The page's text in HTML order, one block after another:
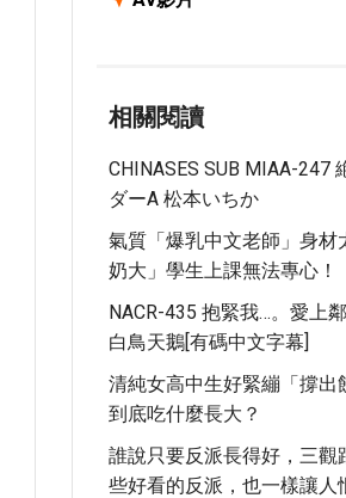
相關閱讀
CHINASES SUB MIAA-247
ダーA 松本いちか
氣質「爆乳中文老師」身材
奶大」學生上課無法專心！
NACR-435 抱緊我…。愛上
白鳥天鵝[有碼中文字幕]
清純女高中生好緊繃「撐出
到底吃什麼長大？
誰說只要反派長得好，三觀
些好看的反派，也一樣讓人